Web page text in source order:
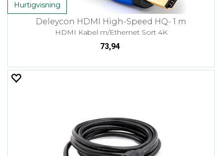
Hurtigvisning
Deleycon HDMI High-Speed HQ- 1 m
HDMI Kabel m/Ethernet Sort 4K
73,94